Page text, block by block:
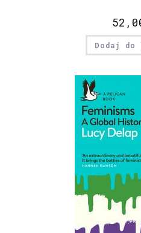
Dodaj do